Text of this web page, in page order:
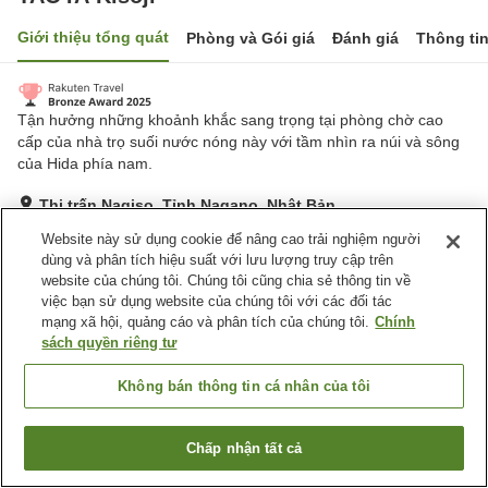
Giới thiệu tổng quát Phòng và Gói giá Đánh giá Thông
Tận hưởng những khoảnh khắc sang trọng tại phòng chờ cao
cấp của nhà trọ suối nước nóng này với tầm nhìn ra núi và sông
của Hida phía nam.
Thị trấn Nagiso, Tỉnh Nagano, Nhật Bản
Tuyệt vời Đánh giá:684 lượt
Tiện nghi chỗ nghỉ
Nhà hàng
Tìm phòng trống
Website này sử dụng cookie để nâng cao trải nghiệm người
dùng và phân tích hiệu suất với lưu lượng truy cập trên
website của chúng tôi. Chúng tôi cũng chia sẻ thông tin về
việc bạn sử dụng website của chúng tôi với các đối tác
mạng xã hội, quảng cáo và phân tích của chúng tôi. Chính
sách quyền riêng tư
Không bán thông tin cá nhân của tôi
Chấp nhận tất cả